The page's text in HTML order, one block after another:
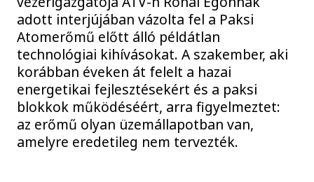
adott interjújában vázolta fel a Paksi
Atomerőmű előtt álló példátlan
technológiai kihívásokat. A szakember, aki
korábban éveken át felelt a hazai
energetikai fejlesztésekért és a paksi
blokkok működéséért, arra figyelmeztet:
az erőmű olyan üzemállapotban van,
amelyre eredetileg nem tervezték.